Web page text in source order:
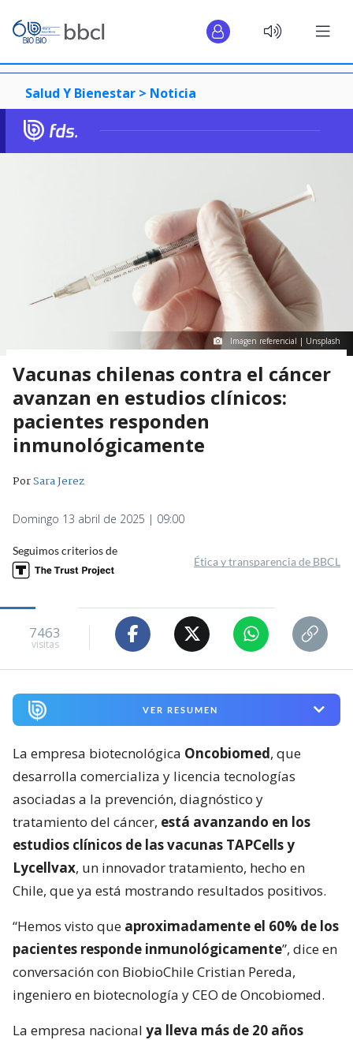
Salud Y Bienestar > Noticia
Imagen referencial | Unsplash
Vacunas chilenas contra el cáncer
avanzan en estudios clínicos:
pacientes responden
inmunológicamente
PorSara Jerez
Domingo 13 abril de 2025 | 09:00
Seguimos criterios de
Ética y transparencia de BBCL
7463
visitas
VER RESUMEN
La empresa biotecnológica Oncobiomed, que
desarrolla comercializa y licencia tecnologías
asociadas a la prevención, diagnóstico y
tratamiento del cáncer, está avanzando en los
estudios clínicos de las vacunas TAPCells y
Lycellvax, un innovador tratamiento, hecho en
Chile, que ya está mostrando resultados positivos.
“Hemos visto que aproximadamente el 60% de los
pacientes responde inmunológicamente”, dice en
conversación con BiobioChile Cristian Pereda,
ingeniero en biotecnología y CEO de Oncobiomed.
La empresa nacional ya lleva más de 20 años